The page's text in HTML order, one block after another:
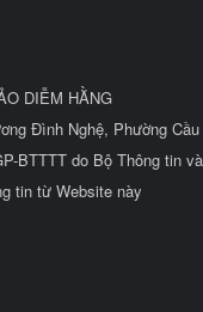
DIỄM HẰNG
Đình Nghệ, Phường
BTTTT do Bộ Thông tin
tin từ Website này